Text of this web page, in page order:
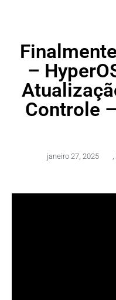
–
Controle
janeiro 27, 2025 ,